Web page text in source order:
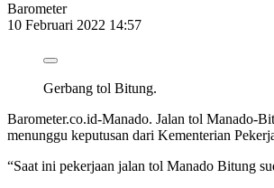
Barometer
10 Februari 2022 14:57
Gerbang tol Bitung.
Barometer.co.id-Manado. Jalan tol Manado-
menunggu keputusan dari Kementerian
“Saat ini pekerjaan jalan tol Manado Bitung